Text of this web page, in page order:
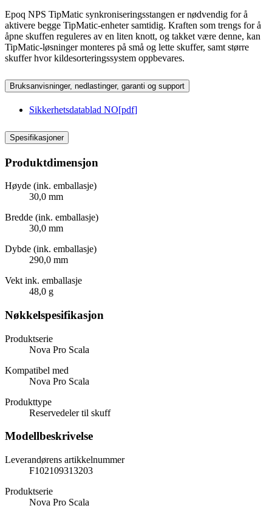
Epoq NPS TipMatic synkroniseringsstangen er nødvendig for å
aktivere begge TipMatic-enheter samtidig. Kraften som trengs for å
åpne skuffen reguleres av en liten knott, og takket være denne, kan
TipMatic-løsninger monteres på små og lette skuffer, samt større
skuffer hvor kildesorteringssystem oppbevares.
Bruksanvisninger, nedlastinger, garanti og support
Sikkerhetsdatablad NO[pdf]
Spesifikasjoner
Produktdimensjon
Høyde (ink. emballasje)
30,0 mm
Bredde (ink. emballasje)
30,0 mm
Dybde (ink. emballasje)
290,0 mm
Vekt ink. emballasje
48,0 g
Nøkkelspesifikasjon
Produktserie
Nova Pro Scala
Kompatibel med
Nova Pro Scala
Produkttype
Reservedeler til skuff
Modellbeskrivelse
Leverandørens artikkelnummer
F102109313203
Produktserie
Nova Pro Scala